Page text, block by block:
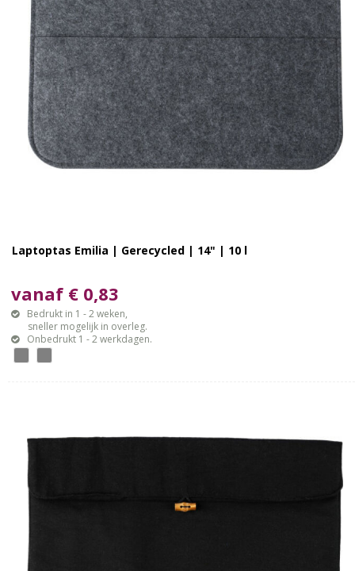
Laptoptas Emilia | Gerecycled | 14" | 10 l
vanaf € 0,83
Bedrukt in 1 - 2 weken,
sneller mogelijk in overleg.
Onbedrukt 1 - 2 werkdagen.